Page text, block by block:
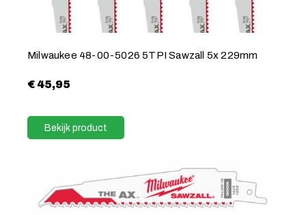
Milwaukee 48-00-5026 5TPI Sawzall 5x 229mm
€45,95
Bekijk product